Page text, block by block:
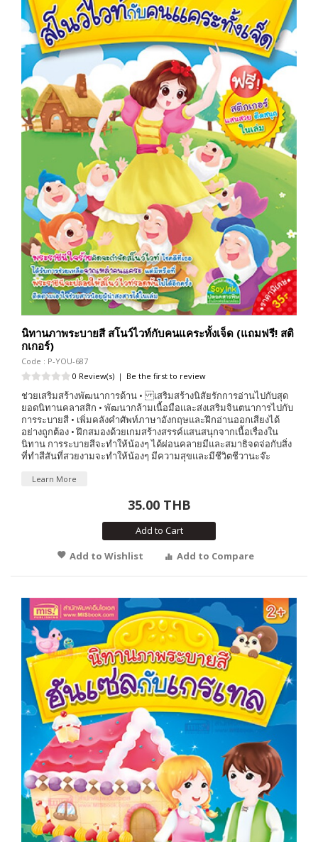
นิทานภาพระบายสี สโนว์ไวท์กับคนแคระทั้งเจ็ด (แถมฟรี! สติ
กเกอร์)
Code : P-YOU-687
0 Review(s) | Be the first to review
ช่วยเสริมสร้างพัฒนาการด้าน • เสริมสร้างนิสัยรักการอ่านไปกับสุด
ยอดนิทานคลาสสิก • พัฒนากล้ามเนื้อมือและส่งเสริมจินตนาการไปกับ
การระบายสี • เพิ่มคลังคำศัพท์ภาษาอังกฤษและฝึกอ่านออกเสียงได้
อย่างถูกต้อง • ฝึกสมองด้วยเกมสร้างสรรค์แสนสนุกจากเนื้อเรื่องใน
นิทาน การระบายสีจะทำให้น้องๆ ได้ผ่อนคลายมีและสมาธิจดจ่อกับสิ่ง
ที่ทำสีสันที่สวยงามจะทำให้น้องๆ มีความสุขและมีชีวิตชีวานะจ๊ะ
Learn More
35.00 THB
Add to Cart
Add to Wishlist
Add to Compare